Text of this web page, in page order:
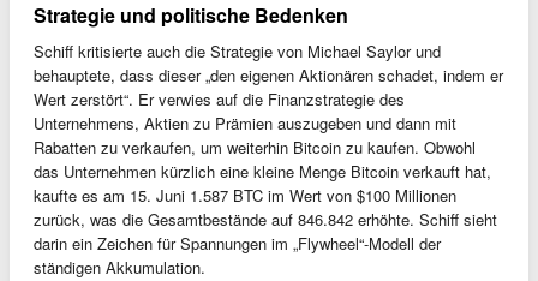
Strategie und politische Bedenken
Schiff kritisierte auch die Strategie von Michael Saylor und
behauptete, dass dieser „den eigenen Aktionären schadet, indem er
Wert zerstört“. Er verwies auf die Finanzstrategie des
Unternehmens, Aktien zu Prämien auszugeben und dann mit
Rabatten zu verkaufen, um weiterhin Bitcoin zu kaufen. Obwohl
das Unternehmen kürzlich eine kleine Menge Bitcoin verkauft hat,
kaufte es am 15. Juni 1.587 BTC im Wert von $100 Millionen
zurück, was die Gesamtbestände auf 846.842 erhöhte. Schiff sieht
darin ein Zeichen für Spannungen im „Flywheel“-Modell der
ständigen Akkumulation.